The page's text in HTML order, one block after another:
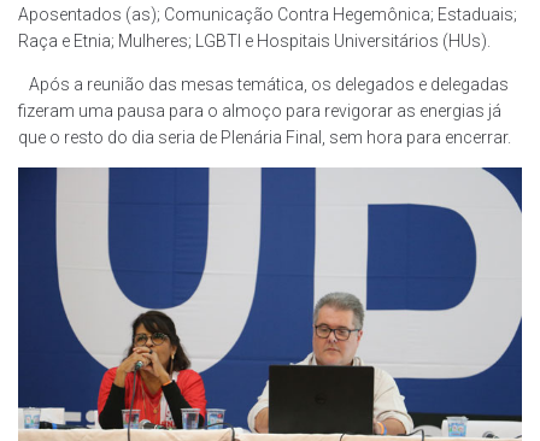
Aposentados (as); Comunicação Contra Hegemônica; Estaduais;
Raça e Etnia; Mulheres; LGBTI e Hospitais Universitários (HUs).
Após a reunião das mesas temática, os delegados e delegadas
fizeram uma pausa para o almoço para revigorar as energias já
que o resto do dia seria de Plenária Final, sem hora para encerrar.